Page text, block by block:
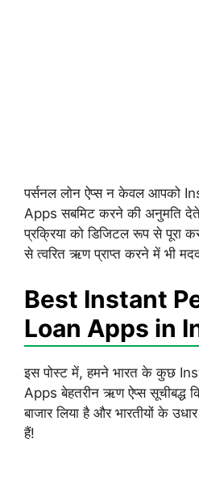
पर्सनल लोन ऐप्स न केवल आपको
Apps सबमिट करने की अनुमति
प्रक्रिया को डिजिटल रूप से पूरा
से त्वरित ऋण प्राप्त करने में भी
Best Instant
Loan Apps in
इस पोस्ट में, हमने भारत के कुछ
Apps बेहतरीन ऋण ऐप्स सूचीबद्ध
बाजार लिया है और भारतीयों के
हैं!